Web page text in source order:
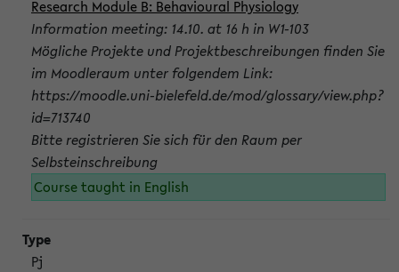
Research Module B: Behavioural Physiology
Information meeting: 14.10. at 16 h in W1-103
Mögliche Projekte und Projektbeschreibungen finden Sie
im Moodleraum unter folgendem Link:
https://moodle.uni-bielefeld.de/mod/glossary/view.php?
id=713740
Bitte registrieren Sie sich für den Raum per
Selbsteinschreibung
Course taught in English
Pj